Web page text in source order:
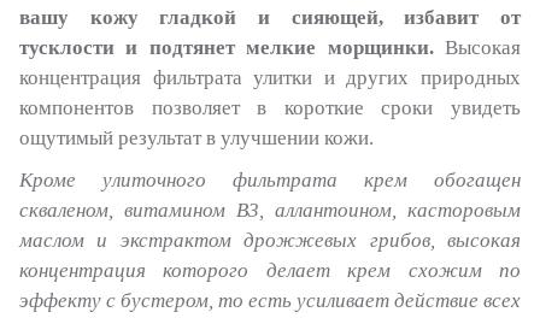
вашу кожу гладкой и сияющей, избавит от
тусклости и подтянет мелкие морщинки.Высокая
концентрация фильтрата улитки и других природных
компонентов позволяет в короткие сроки увидеть
ощутимый результат в улучшении кожи.
Кроме улиточного фильтрата крем обогащен
скваленом, витамином B3, аллантоином, касторовым
маслом и экстрактом дрожжевых грибов, высокая
концентрация которого делает крем схожим по
эффекту с бустером, то есть усиливает действие всех